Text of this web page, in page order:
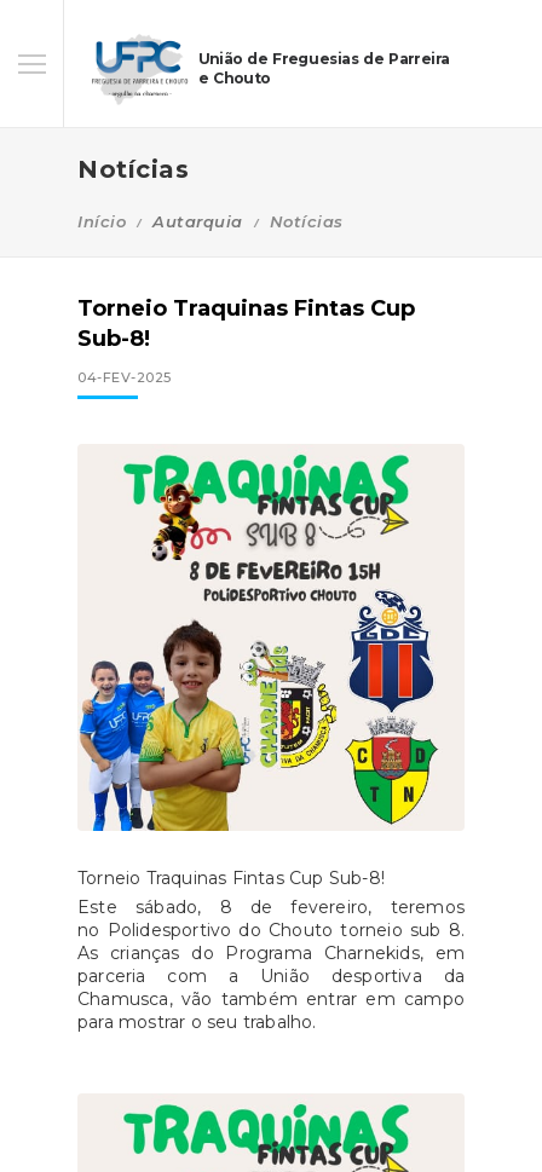
União de Freguesias de Parreira
e Chouto
Notícias
Início Autarquia Notícias
Torneio Traquinas Fintas Cup
Sub-8!
04-FEV-2025
Torneio Traquinas Fintas Cup Sub-8!
Este sábado, 8 de fevereiro, teremos
no Polidesportivo do Chouto torneio sub 8.
As crianças do Programa Charnekids, em
parceria com a União desportiva da
Chamusca, vão também entrar em campo
para mostrar o seu trabalho.